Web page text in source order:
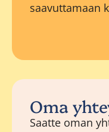
saavuttamaan
Oma
Saatte oman